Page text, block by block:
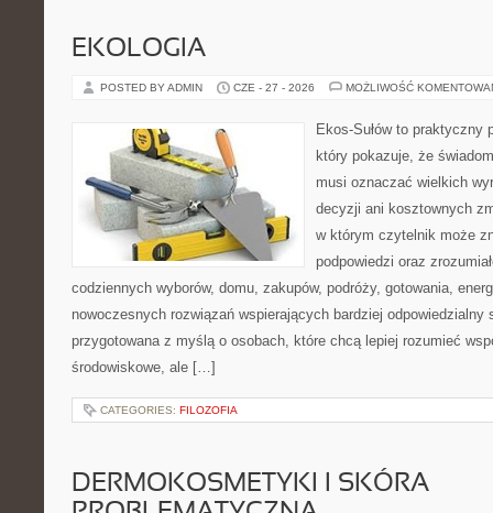
EKOLOGIA
POSTED BY ADMIN CZE - 27 - 2026 MOŻLIWOŚĆ
Ekos-Sułów to praktyczny
który pokazuje, że
musi oznaczać wielkich
decyzji ani kosztownych
w którym czytelnik może
podpowiedzi oraz
codziennych wyborów, domu, zakupów, podróży, gotowania,
nowoczesnych rozwiązań wspierających bardziej odpowiedzialny
przygotowana z myślą o osobach, które chcą lepiej rozumieć
środowiskowe, ale […]
CATEGORIES: FILOZOFIA
DERMOKOSMETYKI I SKÓRA